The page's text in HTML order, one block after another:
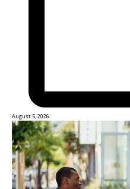
August 5, 2026